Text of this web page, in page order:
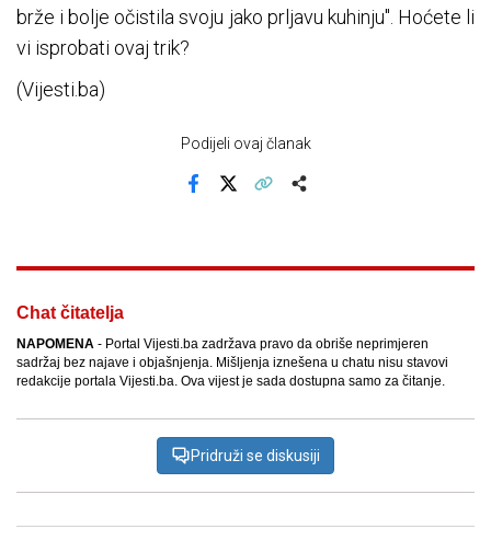
brže i bolje očistila svoju jako prljavu kuhinju". Hoćete li
vi isprobati ovaj trik?
(Vijesti.ba)
Podijeli ovaj članak
Chat čitatelja
NAPOMENA - Portal Vijesti.ba zadržava pravo da obriše neprimjeren
sadržaj bez najave i objašnjenja. Mišljenja iznešena u chatu nisu stavovi
redakcije portala Vijesti.ba. Ova vijest je sada dostupna samo za čitanje.
Pridruži se diskusiji